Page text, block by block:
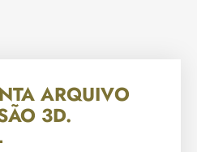
ARQUIVO
3D.